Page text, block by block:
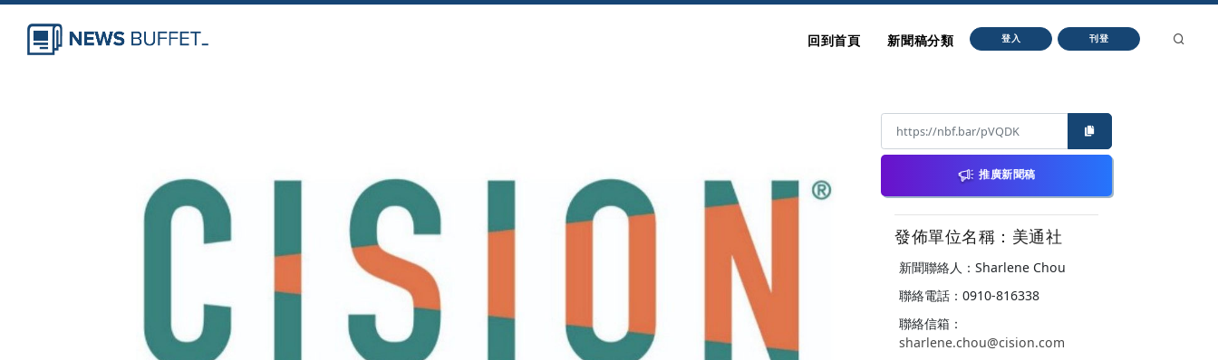
回到首頁 新聞稿分類 登入 刊登
推廣新聞稿
發佈單位名稱：美通社
新聞聯絡人：Sharlene Chou
聯絡電話：0910-816338
聯絡信箱：
sharlene.chou@cision.com